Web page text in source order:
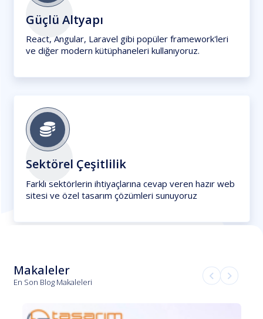
Güçlü Altyapı
React, Angular, Laravel gibi popüler framework'leri
ve diğer modern kütüphaneleri kullanıyoruz.
Sektörel Çeşitlilik
Farklı sektörlerin ihtiyaçlarına cevap veren hazır web
sitesi ve özel tasarım çözümleri sunuyoruz
Makaleler
En Son Blog Makaleleri